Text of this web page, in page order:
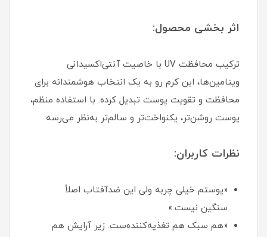
اثر بخشی محصول:
ترکیب محافظت UV با خاصیت آنتی‌اکسیدانی
ویتامین‌ها، این کرم رو به یک انتخاب هوشمندانه برای
محافظت و تقویت پوست تبدیل کرده. با استفاده منظم،
پوست روشن‌تر، یکنواخت‌تر و سالم‌تر به‌نظر می‌رسه.
نظرات کاربران:
«پوستم خیلی چربه ولی این ضدآفتاب اصلاً
سنگین نیست.»
«هم سبک هم تغذیه‌کننده‌ست. زیر آرایش هم